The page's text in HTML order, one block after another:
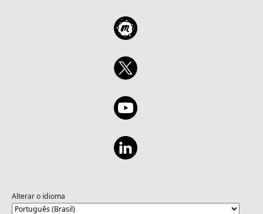
Alterar o idioma